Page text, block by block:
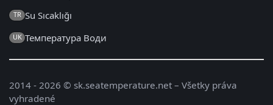
TR Su Sıcaklığı
UK Температура Води
2014 - 2026 © sk.seatemperature.net – Všetky práva
vyhradené